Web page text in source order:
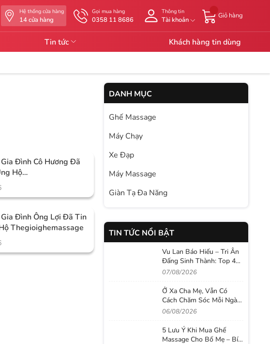
Hệ thống cửa hàng
14 cửa hàng
Gọi mua hàng
0358 11 8686
Thông tin
Tài khoản
Giỏ hàng
Tin tức Khách hàng tin dùng
Đình Cô Hương Đã
Hộ
Đình Ông Lợi Đã Tin
Thegioighemassage
DANH MỤC
Ghế Massage
Máy Chạy
Xe Đạp
Máy Massage
Giàn Tạ Đa Năng
TIN TỨC NỔI BẬT
Vu Lan Báo Hiếu – Tri Ân
Đấng Sinh Thành: Top 4
Ghế Massage IKIGAI Đáng
07/08/2026
Ở Xa Cha Mẹ, Vẫn Có
Cách Chăm Sóc Mỗi Ngày
Với Ghế Massage
06/08/2026
5 Lưu Ý Khi Mua Ghế
Massage Cho Bố Mẹ – Bí